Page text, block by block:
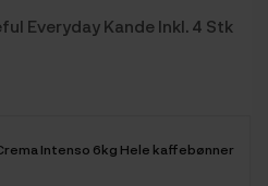
Everyday Kande Inkl. 4 Stk
Intenso 6kg Hele kaffebønner